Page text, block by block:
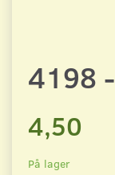
4198
4,50
På lager